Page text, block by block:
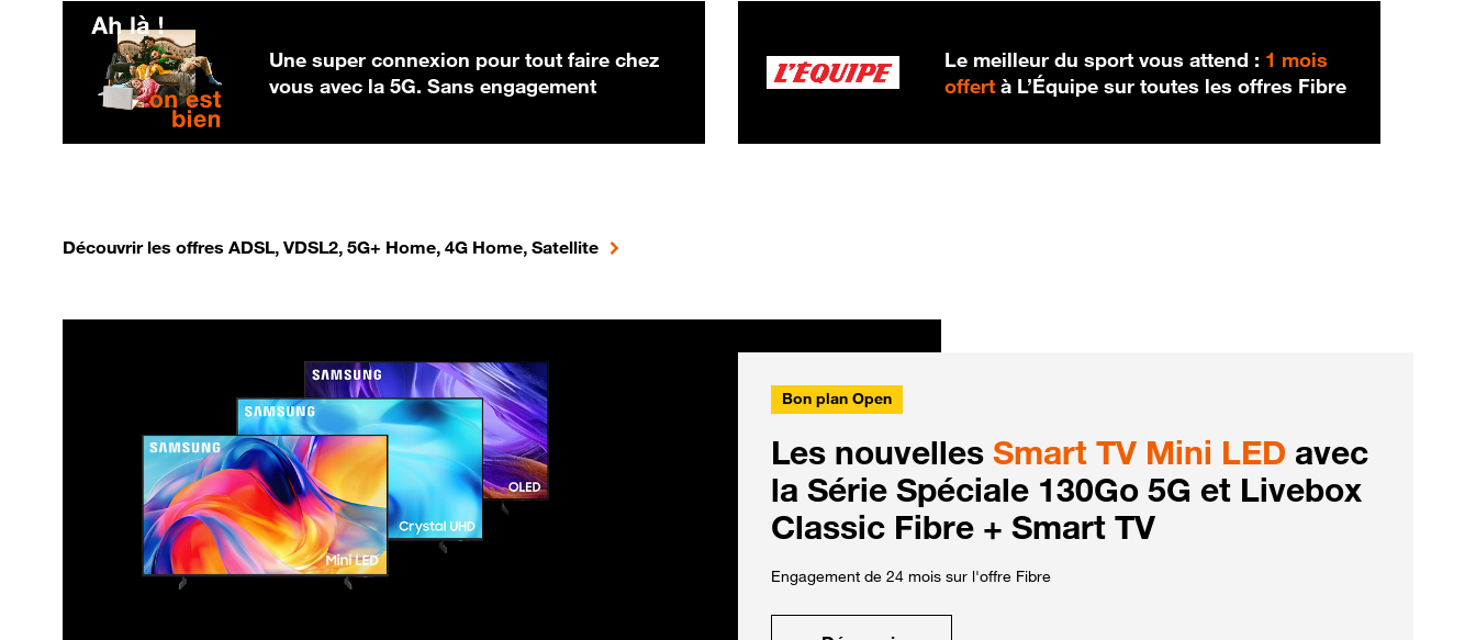
Une super connexion pour tout faire chez
vous avec la 5G. Sans engagement
Le meilleur du sport vous attend : 1 mois
offert à L’Équipe sur toutes les offres Fibre
Découvrir les offres ADSL, VDSL2, 5G+ Home, 4G Home, Satellite
Bon plan Open
Les nouvelles Smart TV Mini LED avec
la Série Spéciale 130Go 5G et Livebox
Classic Fibre + Smart TV
Engagement de 24 mois sur l'offre Fibre